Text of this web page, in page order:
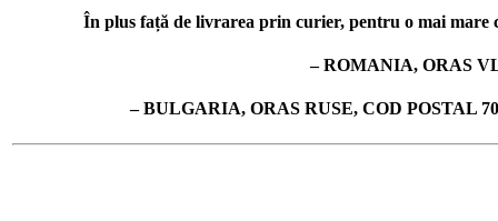
În plus față de livrarea prin curier, pentru o mai mare
– ROMANIA, ORAS
– BULGARIA, ORAS RUSE, COD POSTAL